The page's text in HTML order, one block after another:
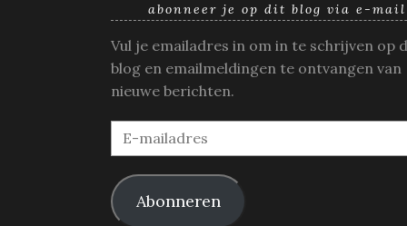
abonneer je op dit blog via e-mail
Vul je emailadres in om in te schrijven op
blog en emailmeldingen te ontvangen van
nieuwe berichten.
E-
mailadres
Abonneren